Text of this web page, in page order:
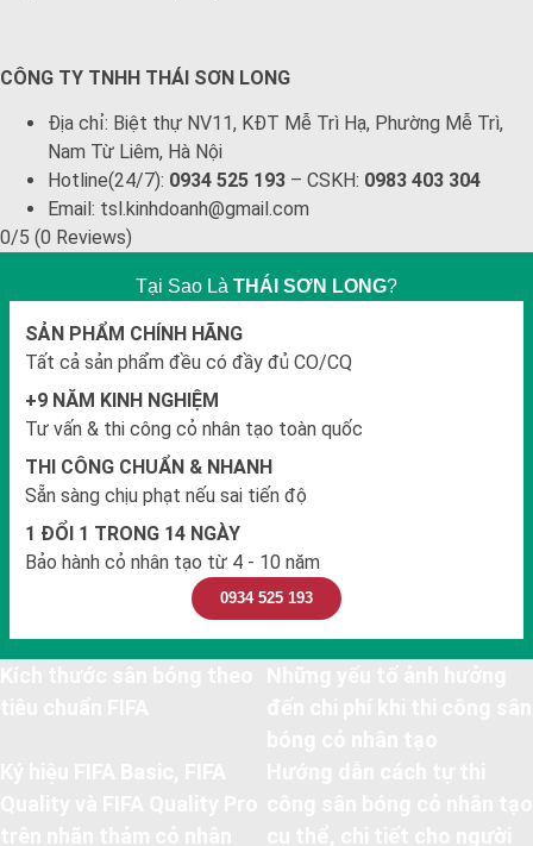
CÔNG TY TNHH THÁI SƠN LONG
Địa chỉ: Biệt thự NV11, KĐT Mễ Trì Hạ, Phường Mễ Trì,
Nam Từ Liêm, Hà Nội
Hotline(24/7): 0934 525 193 – CSKH: 0983 403 304
Email: tsl.kinhdoanh@gmail.com
0/5 (0 Reviews)
Tại Sao Là THÁI SƠN LONG?
SẢN PHẨM CHÍNH HÃNG
Tất cả sản phẩm đều có đầy đủ CO/CQ
+9 NĂM KINH NGHIỆM
Tư vấn & thi công cỏ nhân tạo toàn quốc
THI CÔNG CHUẨN & NHANH
Sẵn sàng chịu phạt nếu sai tiến độ
1 ĐỔI 1 TRONG 14 NGÀY
Bảo hành cỏ nhân tạo từ 4 - 10 năm
0934 525 193